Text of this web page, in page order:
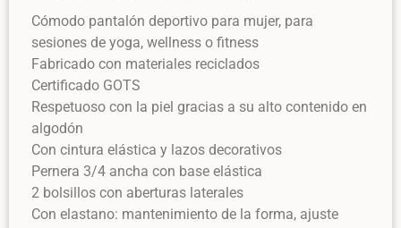
Cómodo pantalón deportivo para mujer, para
sesiones de yoga, wellness o fitness
Fabricado con materiales reciclados
Certificado GOTS
Respetuoso con la piel gracias a su alto contenido en
algodón
Con cintura elástica y lazos decorativos
Pernera 3/4 ancha con base elástica
2 bolsillos con aberturas laterales
Con elastano: mantenimiento de la forma, ajuste